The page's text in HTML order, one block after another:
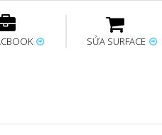
Laptop Thay bàn phím
SỬA SURFACE
Thay sạc Surface